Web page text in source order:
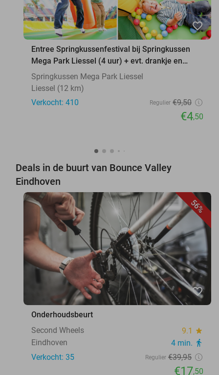
favorite_border
Entree Springkussenfestival bij Springkussen
Mega Park Liessel (4 uur) + evt. drankje en
snack
Springkussen Mega Park Liessel
Liessel (12 km)
Verkocht: 410
Regulier €9,50
€4,50
Deals in de buurt van Bounce Valley
Eindhoven
56%
favorite_border
Onderhoudsbeurt
Second Wheels
9.1 star
Eindhoven 4 min. directions_walk
Verkocht: 35 Regulier €39,95
€17,50